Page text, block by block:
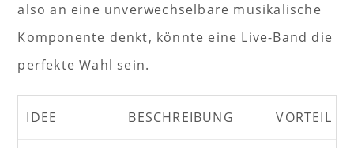
also an eine unverwechselbare musikalische
Komponente denkt, könnte eine Live-Band die
perfekte Wahl sein.
IDEE BESCHREIBUNG VORTEIL